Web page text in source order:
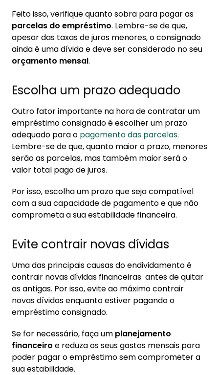
Feito isso, verifique quanto sobra para pagar as
parcelas do empréstimo. Lembre-se de que,
apesar das taxas de juros menores, o consignado
ainda é uma dívida e deve ser considerado no seu
orçamento mensal.
Escolha um prazo adequado
Outro fator importante na hora de contratar um
empréstimo consignado é escolher um prazo
adequado para o pagamento das parcelas.
Lembre-se de que, quanto maior o prazo, menores
serão as parcelas, mas também maior será o
valor total pago de juros.
Por isso, escolha um prazo que seja compatível
com a sua capacidade de pagamento e que não
comprometa a sua estabilidade financeira.
Evite contrair novas dívidas
Uma das principais causas do endividamento é
contrair novas dívidas financeiras antes de quitar
as antigas. Por isso, evite ao máximo contrair
novas dívidas enquanto estiver pagando o
empréstimo consignado.
Se for necessário, faça um planejamento
financeiro e reduza os seus gastos mensais para
poder pagar o empréstimo sem comprometer a
sua estabilidade.